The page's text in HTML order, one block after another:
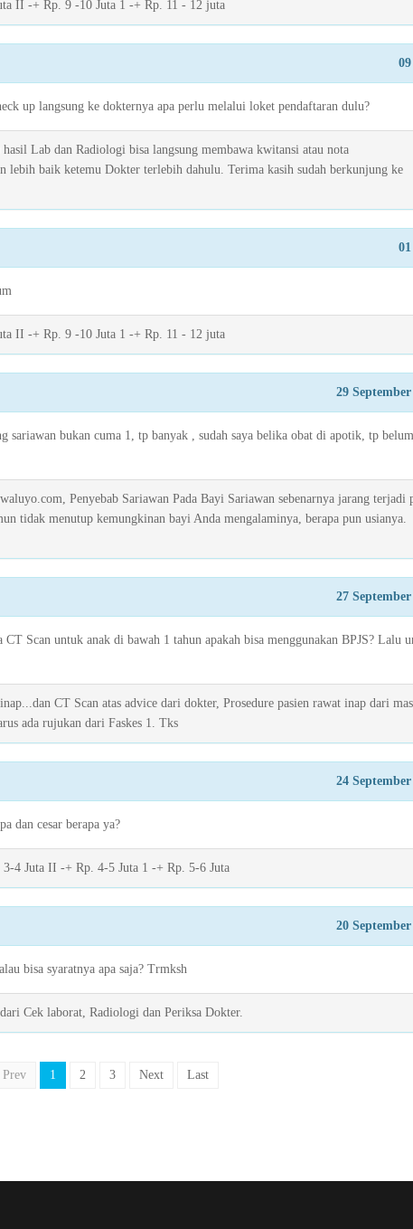
II -+ Rp. 9 -10 Juta 1 -+ Rp. 11 - 12 juta
up langsung ke dokternya apa perlu melalui loket pendaftaran dulu?
Lab dan Radiologi bisa langsung membawa kwitansi atau nota
lebih baik ketemu Dokter terlebih dahulu. Terima kasih sudah berkunjung ke
II -+ Rp. 9 -10 Juta 1 -+ Rp. 11 - 12 juta
29
bukan cuma 1, tp banyak , sudah saya belika obat di apotik, tp
Penyebab Sariawan Pada Bayi Sariawan sebenarnya jarang terjadi
tidak menutup kemungkinan bayi Anda mengalaminya, berapa pun usianya.
27
Scan untuk anak di bawah 1 tahun apakah bisa menggunakan BPJS? Lalu
CT Scan atas advice dari dokter, Prosedure pasien rawat inap dari
ada rujukan dari Faskes 1. Tks
24
dan cesar berapa ya?
4 Juta II -+ Rp. 4-5 Juta 1 -+ Rp. 5-6 Juta
20
bisa syaratnya apa saja? Trmksh
Cek laborat, Radiologi dan Periksa Dokter.
Prev 1 2 3 Next Last